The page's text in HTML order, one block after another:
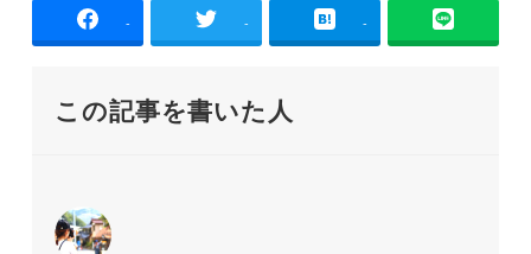
- - -
この記事を書いた人